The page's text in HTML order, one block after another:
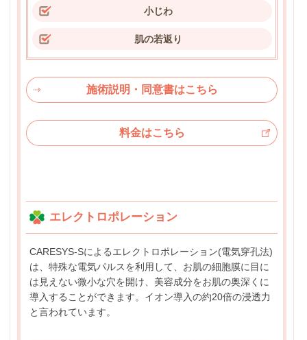
小じわ
肌の若返り
施術説明・同意書はこちら
料金はこちら
エレクトロポレーション
CARESYS-Sによるエレクトロポレーション(電気穿孔法)
は、特殊な電気パルスを利用して、お肌の細胞膜に目に
は見えない微小な穴を開け、美容成分をお肌の奥深くに
導入することができます。イオン導入の約20倍の浸透力
と言われています。